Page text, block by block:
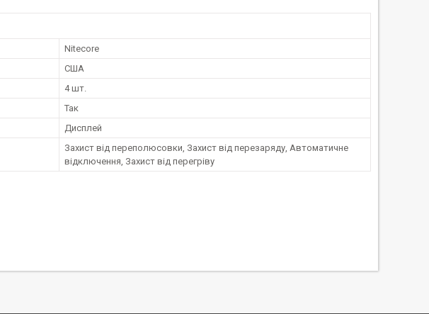
Nitecore
США
4 шт.
Так
Дисплей
Захист від переполюсовки, Захист від перезаряду, Автоматичне
відключення, Захист від перегріву